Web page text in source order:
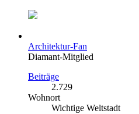
Architektur-Fan
Diamant-Mitglied
Beiträge
2.729
Wohnort
Wichtige Weltstadt